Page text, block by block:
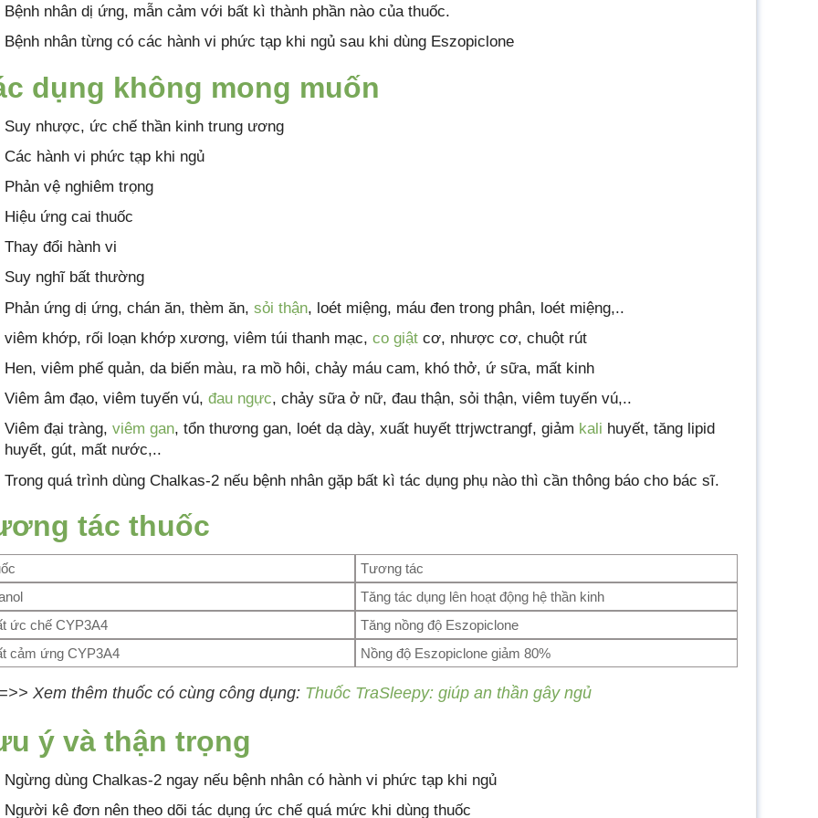
Bệnh nhân dị ứng, mẫn cảm với bất kì thành phần nào của thuốc.
Bệnh nhân từng có các hành vi phức tạp khi ngủ sau khi dùng Eszopiclone
dụng không mong muốn
Suy nhược, ức chế thần kinh trung ương
Các hành vi phức tạp khi ngủ
Phản vệ nghiêm trọng
Hiệu ứng cai thuốc
Thay đổi hành vi
Suy nghĩ bất thường
Phản ứng dị ứng, chán ăn, thèm ăn, sỏi thận, loét miệng, máu đen trong phân, loét miệng,..
viêm khớp, rối loạn khớp xương, viêm túi thanh mạc, co giật cơ, nhược cơ, chuột rút
Hen, viêm phế quản, da biến màu, ra mồ hôi, chảy máu cam, khó thở, ứ sữa, mất kinh
Viêm âm đạo, viêm tuyến vú, đau ngực, chảy sữa ở nữ, đau thận, sỏi thận, viêm tuyến vú,..
Viêm đại tràng, viêm gan, tổn thương gan, loét dạ dày, xuất huyết ttrjwctrangf, giảm kali huyết, tăng lipid
huyết, gút, mất nước,..
Trong quá trình dùng Chalkas-2 nếu bệnh nhân gặp bất kì tác dụng phụ nào thì cần thông báo cho bác sĩ.
tác thuốc
Tương tác
Tăng tác dụng lên hoạt động hệ thần kinh
ức chế CYP3A4
Tăng nồng độ Eszopiclone
cảm ứng CYP3A4
Nồng độ Eszopiclone giảm 80%
Xem thêm thuốc có cùng công dụng: Thuốc TraSleepy: giúp an thần gây ngủ
ý và thận trọng
Ngừng dùng Chalkas-2 ngay nếu bệnh nhân có hành vi phức tạp khi ngủ
Người kê đơn nên theo dõi tác dụng ức chế quá mức khi dùng thuốc